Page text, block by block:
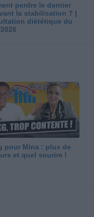
perdre le dernier
la stabilisation ? |
diététique du
pour Mina : plus de
et quel sourire !